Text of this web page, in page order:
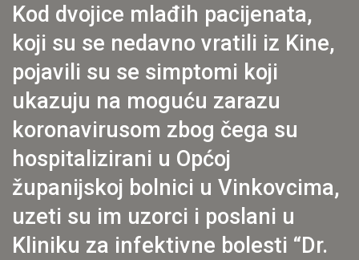
Kod dvojice mlađih pacijenata,
koji su se nedavno vratili iz Kine,
pojavili su se simptomi koji
ukazuju na moguću zarazu
koronavirusom zbog čega su
hospitalizirani u Općoj
županijskoj bolnici u Vinkovcima,
uzeti su im uzorci i poslani u
Kliniku za infektivne bolesti “Dr.